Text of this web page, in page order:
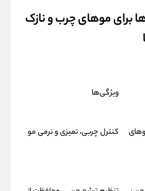
برای موهای چرب و نازک
ویژگی‌ها
کنترل چربی، تمیزی و نرمی مو